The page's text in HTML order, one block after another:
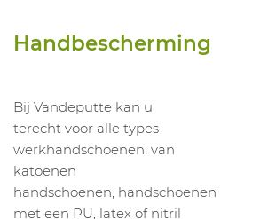
Handbescherming
Bij Vandeputte kan u
terecht voor alle types
werkhandschoenen: van
katoenen
handschoenen, handschoenen
met een PU, latex of nitril